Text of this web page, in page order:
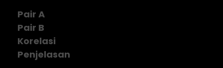
Pair A
Pair B
Korelasi
Penjelasan